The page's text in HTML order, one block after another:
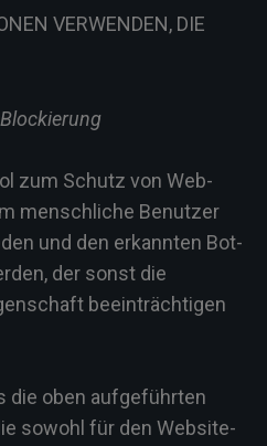
VERWENDEN, DIE
zum Schutz von Web-
menschliche Benutzer
und den erkannten Bot-
der sonst die
beeinträchtigen
die oben aufgeführten
sowohl für den Website-